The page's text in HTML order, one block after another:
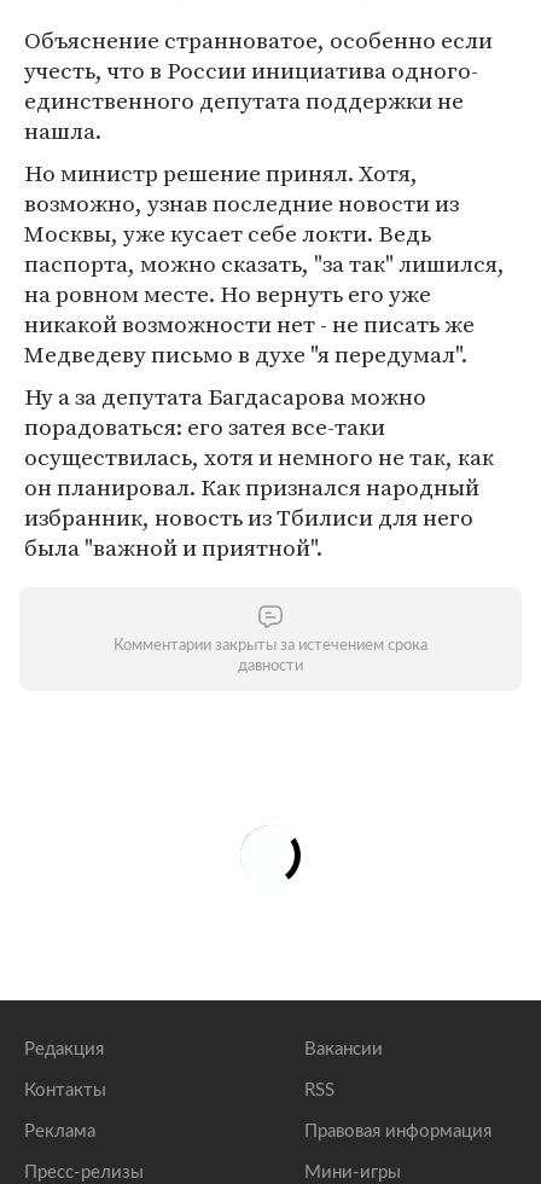
Объяснение странноватое, особенно если
учесть, что в России инициатива одного-
единственного депутата поддержки не
нашла.
Но министр решение принял. Хотя,
возможно, узнав последние новости из
Москвы, уже кусает себе локти. Ведь
паспорта, можно сказать, "за так" лишился,
на ровном месте. Но вернуть его уже
никакой возможности нет - не писать же
Медведеву письмо в духе "я передумал".
Ну а за депутата Багдасарова можно
порадоваться: его затея все-таки
осуществилась, хотя и немного не так, как
он планировал. Как признался народный
избранник, новость из Тбилиси для него
была "важной и приятной".
Комментарии закрыты за истечением срока
давности
Редакция
Контакты
Реклама
Пресс-релизы
Вакансии
RSS
Правовая информация
Мини-игры